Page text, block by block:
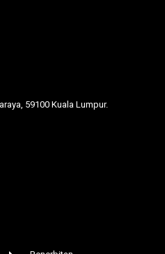
59100 Kuala Lumpur.